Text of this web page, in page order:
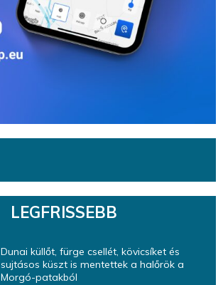
LEGFRISSEBB
Dunai küllőt, fürge csellét, kövicsíket és
sujtásos küszt is mentettek a halőrök a
Morgó-patakból